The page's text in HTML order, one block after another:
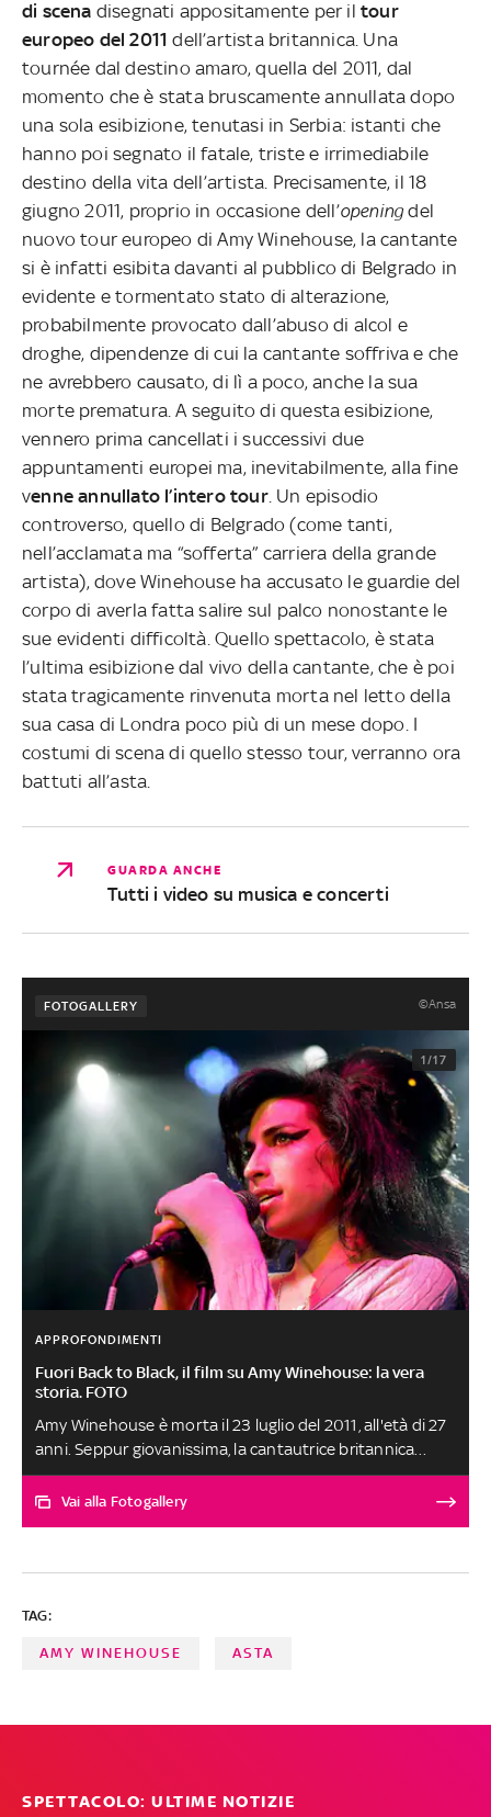
di scena disegnati appositamente per il tour
europeo del 2011 dell’artista britannica. Una
tournée dal destino amaro, quella del 2011, dal
momento che è stata bruscamente annullata dopo
una sola esibizione, tenutasi in Serbia: istanti che
hanno poi segnato il fatale, triste e irrimediabile
destino della vita dell’artista. Precisamente, il 18
giugno 2011, proprio in occasione dell’openingdel
nuovo tour europeo di Amy Winehouse, la cantante
si è infatti esibita davanti al pubblico di Belgrado in
evidente e tormentato stato di alterazione,
probabilmente provocato dall’abuso di alcol e
droghe, dipendenze di cui la cantante soffriva e che
ne avrebbero causato, di lì a poco, anche la sua
morte prematura. A seguito di questa esibizione,
vennero prima cancellati i successivi due
appuntamenti europei ma, inevitabilmente, alla fine
venne annullato l’intero tour. Un episodio
controverso, quello di Belgrado (come tanti,
nell’acclamata ma “sofferta” carriera della grande
artista), dove Winehouse ha accusato le guardie del
corpo di averla fatta salire sul palco nonostante le
sue evidenti difficoltà. Quello spettacolo, è stata
l’ultima esibizione dal vivo della cantante, che è poi
stata tragicamente rinvenuta morta nel letto della
sua casa di Londra poco più di un mese dopo. I
costumi di scena di quello stesso tour, verranno ora
battuti all’asta.
GUARDA ANCHE
Tutti i video su musica e concerti
FOTOGALLERY ©Ansa
1/17
APPROFONDIMENTI
Fuori Back to Black, il film su Amy Winehouse: la vera
storia. FOTO
Amy Winehouse è morta il 23 luglio del 2011, all'età di 27
anni. Seppur giovanissima, la cantautrice britannica
ebbe un successo globale. A raccontarla è 'Back to Black',
il biopic in uscita al cinema giovedì 18 aprile
Vai alla Fotogallery
TAG:
AMY WINEHOUSE ASTA
SPETTACOLO: ULTIME NOTIZIE